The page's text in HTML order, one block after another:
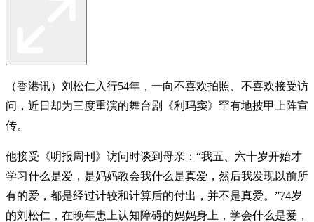
（香港讯）刘松仁入行54年，一向不喜欢拍照、不喜欢接受访
问，近日却为三度重演的舞台剧《利玛窦》罕有地披甲上阵宣
传。
他接受《明报周刊》访问时谈到母亲：“我五、六十岁开始才
学习什么是爱，是妈妈教会我什么是真爱，然后我发现以前所
有的爱，都是经过计较和计算后的付出，并不是真爱。”74岁
的刘松仁，在晚年患上认知障碍的妈妈身上，学会什么是爱，